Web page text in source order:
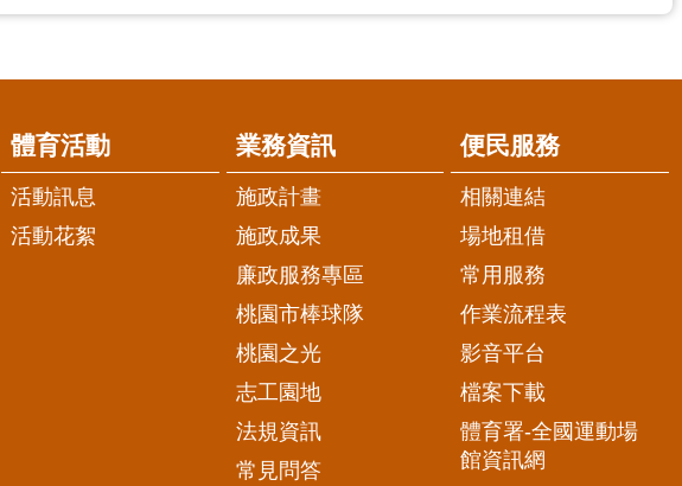
體育活動
活動訊息
活動花絮
業務資訊
施政計畫
施政成果
廉政服務專區
桃園市棒球隊
桃園之光
志工園地
法規資訊
常見問答
便民服務
相關連結
場地租借
常用服務
作業流程表
影音平台
檔案下載
體育署-全國運動場
館資訊網